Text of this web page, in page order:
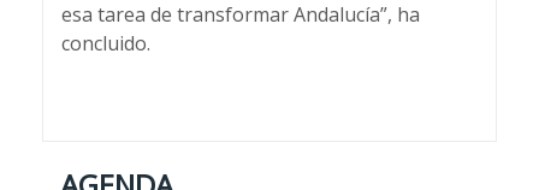
esa tarea de transformar Andalucía”, ha
concluido.